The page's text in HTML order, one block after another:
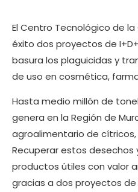
El Centro Tecnológico de
éxito dos proyectos de
basura los plaguicidas y
de uso en cosmética,
Hasta medio millón de
genera en la Región de
agroalimentario de
Recuperar estos desechos
productos útiles con valor
gracias a dos proyectos